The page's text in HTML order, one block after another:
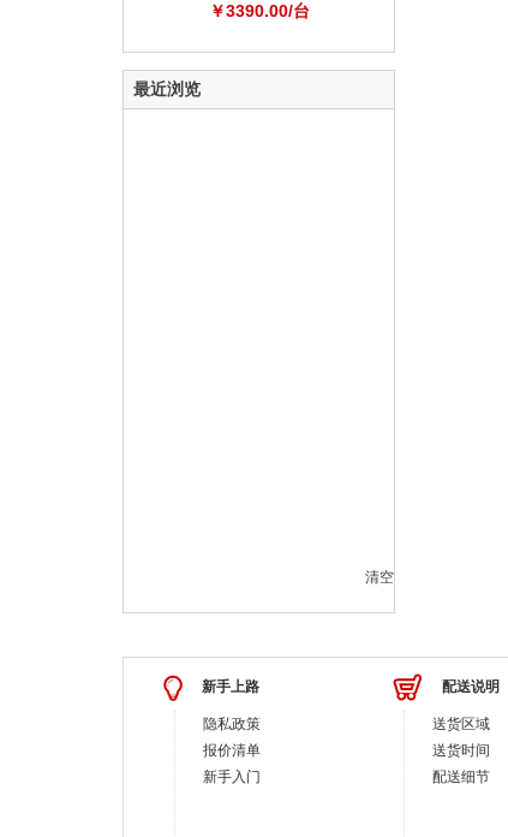
￥3390.00/台
最近浏览
清空
新手上路
隐私政策
报价清单
新手入门
配送说明
送货区域
送货时间
配送细节